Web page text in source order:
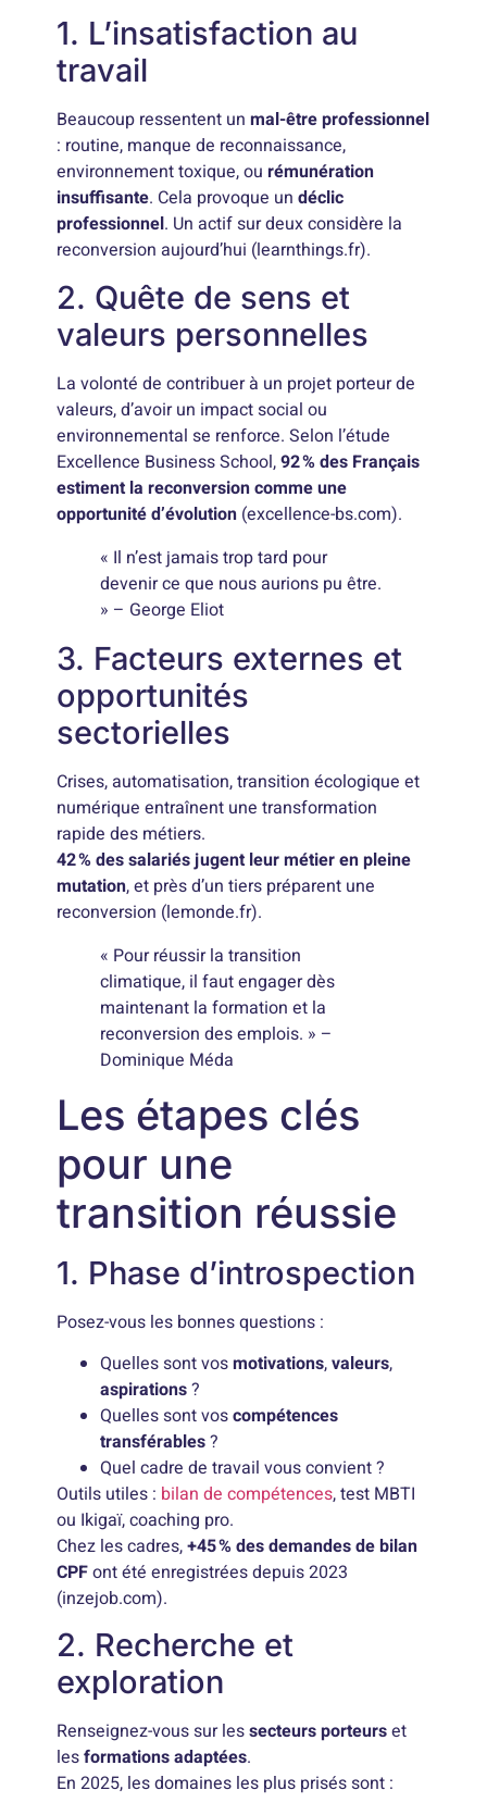
1. L’insatisfaction au
travail
Beaucoup ressentent unmal-être professionnel
: routine, manque de reconnaissance,
environnement toxique, ourémunération
insuffisante. Cela provoque undéclic
professionnel. Un actif sur deux considère la
reconversion aujourd’hui (learnthings.fr).
2. Quête de sens et
valeurs personnelles
La volonté de contribuer à un projet porteur de
valeurs, d’avoir un impact social ou
environnemental se renforce. Selon l’étude
Excellence Business School,92 % des Français
estiment la reconversion comme une
opportunité d’évolution (excellence-bs.com).
« Il n’est jamais trop tard pour
devenir ce que nous aurions pu être.
» – George Eliot
3. Facteurs externes et
opportunités
sectorielles
Crises, automatisation, transition écologique et
numérique entraînent une transformation
rapide des métiers.
42 % des salariés jugent leur métier en pleine
mutation, et près d’un tiers préparent une
reconversion (lemonde.fr).
« Pour réussir la transition
climatique, il faut engager dès
maintenant la formation et la
reconversion des emplois. » –
Dominique Méda
Les étapes clés
pour une
transition réussie
1. Phase d’introspection
Posez-vous les bonnes questions :
Quelles sont vosmotivations,valeurs,
aspirations?
Quelles sont voscompétences
transférables?
Quel cadre de travail vous convient ?
Outils utiles : bilan de compétences, test MBTI
ou Ikigaï, coaching pro.
Chez les cadres,+45 % des demandes de bilan
CPFont été enregistrées depuis 2023
(inzejob.com).
2. Recherche et
exploration
Renseignez-vous sur lessecteurs porteurset
lesformations adaptées.
En 2025, les domaines les plus prisés sont :